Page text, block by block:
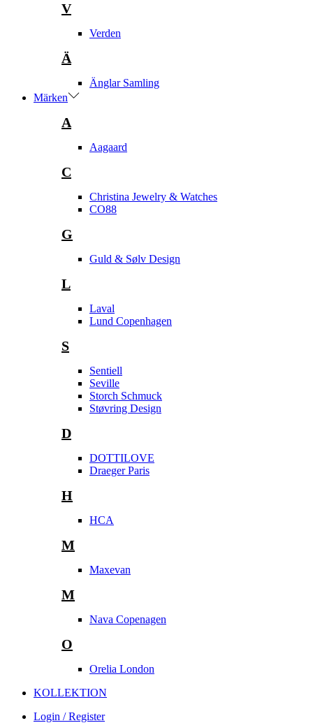
V
Verden
Ä
Änglar Samling
Märken
A
Aagaard
C
Christina Jewelry & Watches
CO88
G
Guld & Sølv Design
L
Laval
Lund Copenhagen
S
Sentiell
Seville
Storch Schmuck
Støvring Design
D
DOTTILOVE
Draeger Paris
H
HCA
M
Maxevan
M
Nava Copenagen
O
Orelia London
KOLLEKTION
Login / Register